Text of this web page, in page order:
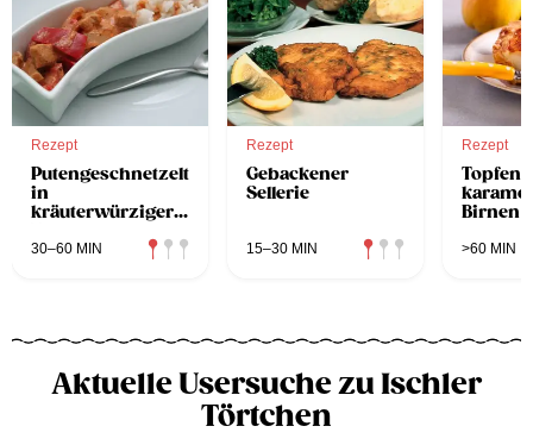
Rezept
Putengeschnetzeltes
in
kräuterwürziger
30–60 MIN
Rezept
Gebackener
Sellerie
15–30 MIN
Rezept
Birnen
>60 MIN
Aktuelle Usersuche zu Ischler
Törtchen